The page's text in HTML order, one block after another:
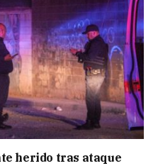
herido tras ataque